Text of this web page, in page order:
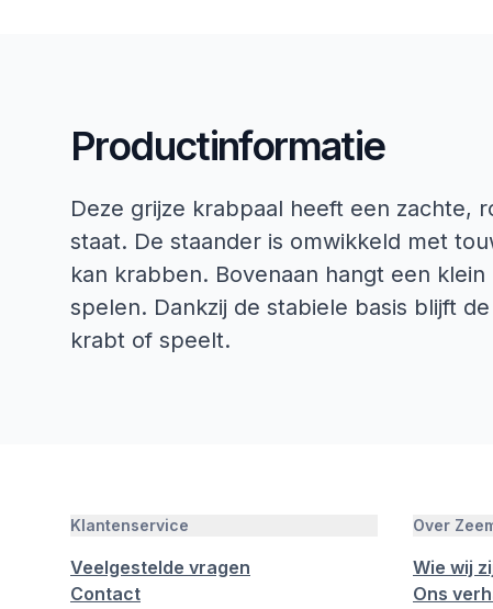
Productinformatie
Deze grijze krabpaal heeft een zachte,
staat. De staander is omwikkeld met
kan krabben. Bovenaan hangt een
spelen. Dankzij de stabiele basis blijft
krabt of speelt.
Klantenservice
Veelgestelde vragen
Contact
Over
Wie wij
Ons